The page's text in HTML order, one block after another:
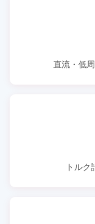
直流・低
トルク